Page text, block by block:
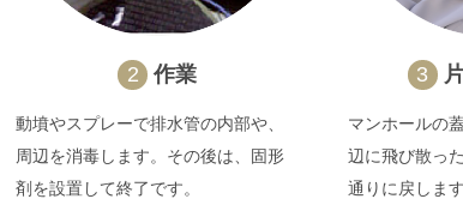
2 作業
動墳やスプレーで排水管の内部や、
周辺を消毒します。その後は、固形
剤を設置して終了です。
3
マンホールの
辺に飛び散っ
通りに戻します